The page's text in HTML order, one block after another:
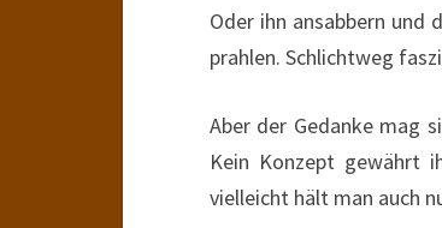
Oder ihn ansabbern und
prahlen. Schlichtweg
Aber der Gedanke mag
Kein Konzept gewährt
vielleicht hält man auch